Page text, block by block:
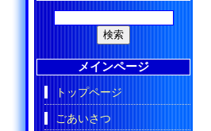
メインページ
トップページ
ごあいさつ